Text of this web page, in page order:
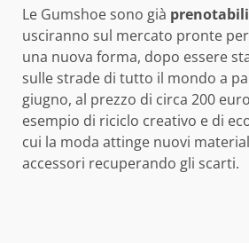
Le Gumshoe sono già
usciranno sul mercato pronte
una nuova forma, dopo essere
sulle strade di tutto il mondo a
giugno, al prezzo di circa 200
esempio di riciclo creativo e di
cui la moda attinge nuovi
accessori recuperando gli scarti.